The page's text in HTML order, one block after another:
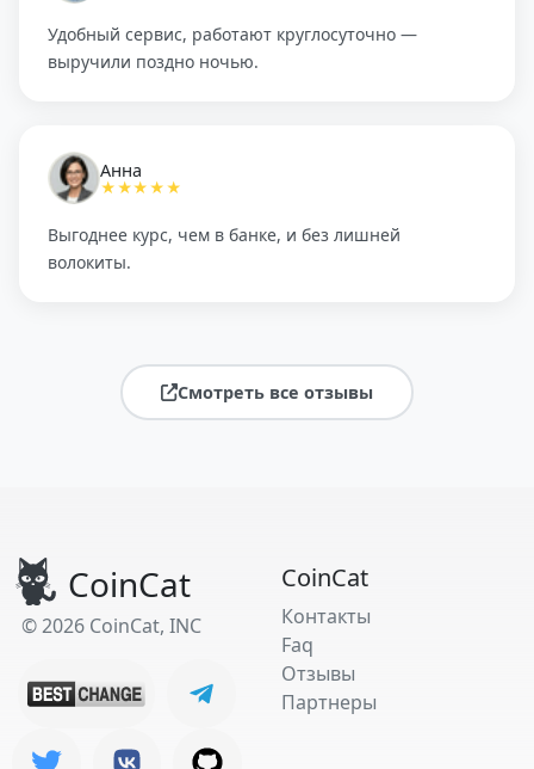
Удобный сервис, работают круглосуточно —
выручили поздно ночью.
Анна
★★★★★
Выгоднее курс, чем в банке, и без лишней
волокиты.
Смотреть все отзывы
CoinCat
© 2026 CoinCat, INC
CoinCat
Контакты
Faq
Отзывы
Партнеры